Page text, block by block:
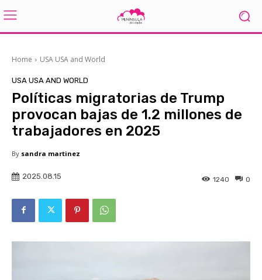
Home USA USA and World
USA USA AND WORLD
Políticas migratorias de Trump
provocan bajas de 1.2 millones de
trabajadores en 2025
By sandra martinez
2025.08.15 0
1240